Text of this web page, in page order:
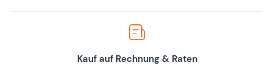
Kauf auf Rechnung & Raten